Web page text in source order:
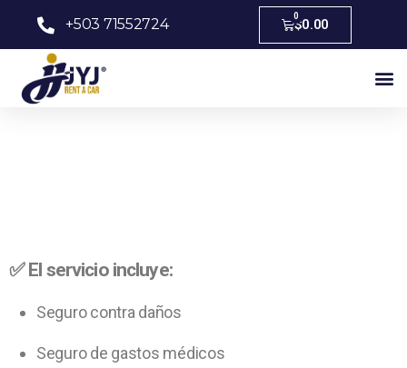
$0.00
0
+503 71552724
✅ El servicio incluye:
Seguro contra daños
Seguro de gastos médicos